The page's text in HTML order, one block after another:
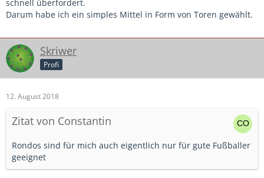
schnell überfordert.
Darum habe ich ein simples Mittel in Form von Toren gewählt.
Skriwer
Profi
12. August 2018
Zitat von Constantin
Rondos sind für mich auch eigentlich nur für gute Fußballer
geeignet